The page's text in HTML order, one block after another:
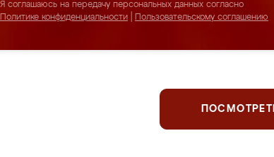
Я соглашаюсь на передачу персональных данных согласно
Политике конфиденциальности
Пользовательскому соглашению